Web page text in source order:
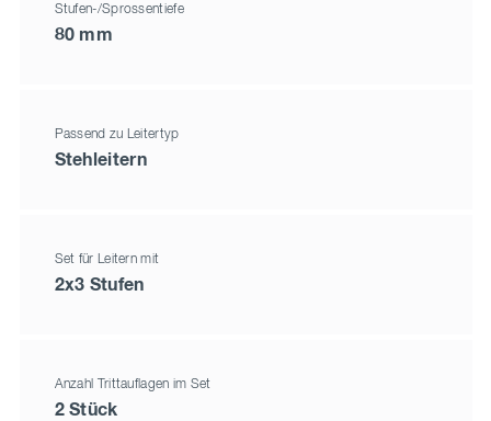
Stufen-/Sprossentiefe
80 mm
Passend zu Leitertyp
Stehleitern
Set für Leitern mit
2x3 Stufen
Anzahl Trittauflagen im Set
2 Stück